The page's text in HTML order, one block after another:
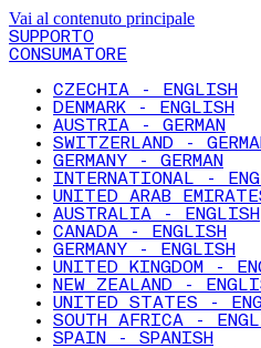
Vai al contenuto principale
SUPPORTO
CONSUMATORE
CZECHIA - ENGLISH
DENMARK - ENGLISH
AUSTRIA - GERMAN
SWITZERLAND -
GERMANY - GERMAN
INTERNATIONAL -
UNITED ARAB
AUSTRALIA - ENGLISH
CANADA - ENGLISH
GERMANY - ENGLISH
UNITED KINGDOM -
NEW ZEALAND -
UNITED STATES -
SOUTH AFRICA -
SPAIN - SPANISH